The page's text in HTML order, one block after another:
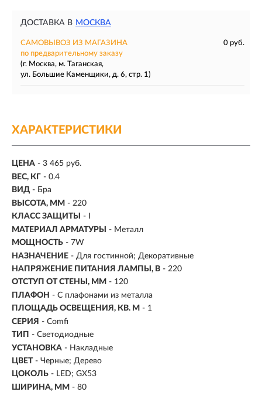
ДОСТАВКА В МОСКВА
САМОВЫВОЗ ИЗ МАГАЗИНА
0 руб.
по предварительному заказу
(г. Москва, м. Таганская,
ул. Большие Каменщики, д. 6, стр. 1)
ХАРАКТЕРИСТИКИ
ЦЕНА - 3 465 руб.
ВЕС, КГ - 0.4
ВИД - Бра
ВЫСОТА, ММ - 220
КЛАСС ЗАЩИТЫ
- I
МАТЕРИАЛ АРМАТУРЫ
- Металл
МОЩНОСТЬ - 7W
НАЗНАЧЕНИЕ - Для гостинной; Декоративные
НАПРЯЖЕНИЕ ПИТАНИЯ ЛАМПЫ, В - 220
ОТСТУП ОТ СТЕНЫ, ММ - 120
ПЛАФОН - С плафонами из металла
ПЛОЩАДЬ ОСВЕЩЕНИЯ, КВ. М - 1
СЕРИЯ - Comfi
ТИП - Светодиодные
УСТАНОВКА - Накладные
ЦВЕТ - Черные; Дерево
ЦОКОЛЬ - LED; GX53
ШИРИНА, ММ - 80